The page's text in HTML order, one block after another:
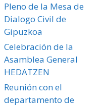
Pleno de la Mesa de
Dialogo Civil de
Gipuzkoa
Celebración de la
Asamblea General
HEDATZEN
Reunión con el
departamento de